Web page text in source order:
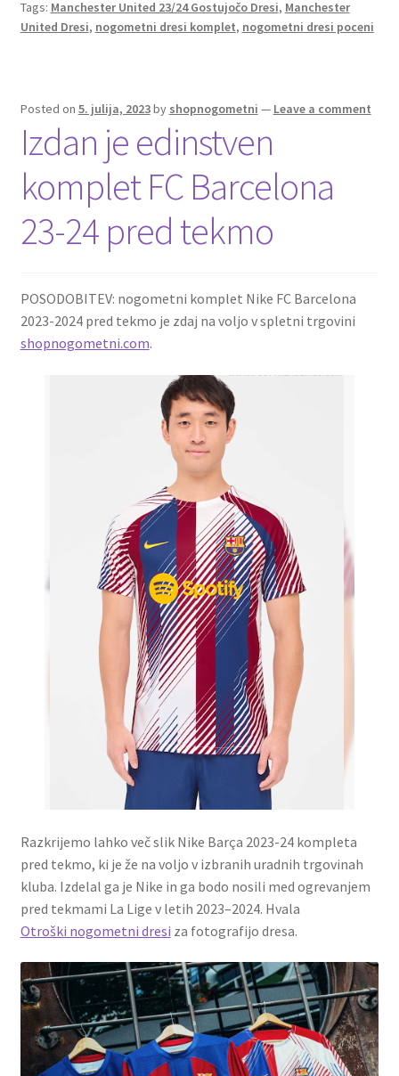
o
t
t
Tags: Manchester United 23/24 Gostujočo Dresi, Manchester
United Dresi, nogometni dresi komplet, nogometni dresi poceni
Posted on 5. julija, 2023by shopnogometni — Leave a comment
Izdan je edinstven
komplet FC Barcelona
23-24 pred tekmo
POSODOBITEV: nogometni komplet Nike FC Barcelona
2023-2024 pred tekmo je zdaj na voljo v spletni trgovini
shopnogometni.com.
Razkrijemo lahko več slik Nike Barça 2023-24 kompleta
pred tekmo, ki je že na voljo v izbranih uradnih trgovinah
kluba. Izdelal ga je Nike in ga bodo nosili med ogrevanjem
pred tekmami La Lige v letih 2023–2024. Hvala
Otroški nogometni dresi za fotografijo dresa.